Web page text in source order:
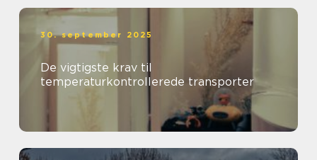
30. september 2025
De vigtigste krav til
temperaturkontrollerede transporter